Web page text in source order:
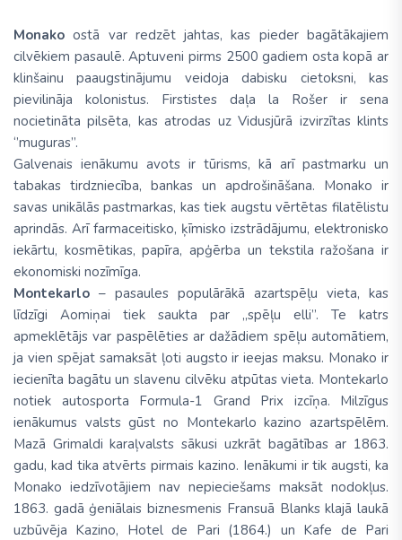
Monakoostā var redzēt jahtas, kas pieder bagātākajiem
cilvēkiem pasaulē. Aptuveni pirms 2500 gadiem osta kopā ar
klinšainu paaugstinājumu veidoja dabisku cietoksni, kas
pievilināja kolonistus. Firstistes daļa la Rošer ir sena
nocietināta pilsēta, kas atrodas uz Vidusjūrā izvirzītas klints
‘’muguras’’.
Galvenais ienākumu avots ir tūrisms, kā arī pastmarku un
tabakas tirdzniecība, bankas un apdrošināšana. Monako ir
savas unikālās pastmarkas, kas tiek augstu vērtētas filatēlistu
aprindās. Arī farmaceitisko, ķīmisko izstrādājumu, elektronisko
iekārtu, kosmētikas, papīra, apģērba un tekstila ražošana ir
ekonomiski nozīmīga.
Montekarlo – pasaules populārākā azartspēļu vieta, kas
līdzīgi Aomiņai tiek saukta par „spēļu elli”. Te katrs
apmeklētājs var paspēlēties ar dažādiem spēļu automātiem,
ja vien spējat samaksāt ļoti augsto ir ieejas maksu. Monako ir
iecienīta bagātu un slavenu cilvēku atpūtas vieta. Montekarlo
notiek autosporta Formula-1 Grand Prix izcīņa. Milzīgus
ienākumus valsts gūst no Montekarlo kazino azartspēlēm.
Mazā Grimaldi karaļvalsts sākusi uzkrāt bagātības ar 1863.
gadu, kad tika atvērts pirmais kazino. Ienākumi ir tik augsti, ka
Monako iedzīvotājiem nav nepieciešams maksāt nodokļus.
1863. gadā ģeniālais biznesmenis Fransuā Blanks klajā laukā
uzbūvēja Kazino, Hotel de Pari (1864.) un Kafe de Pari